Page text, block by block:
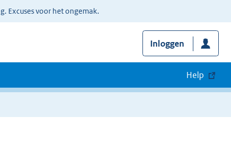
Excuses voor het ongemak.
Inloggen
Help